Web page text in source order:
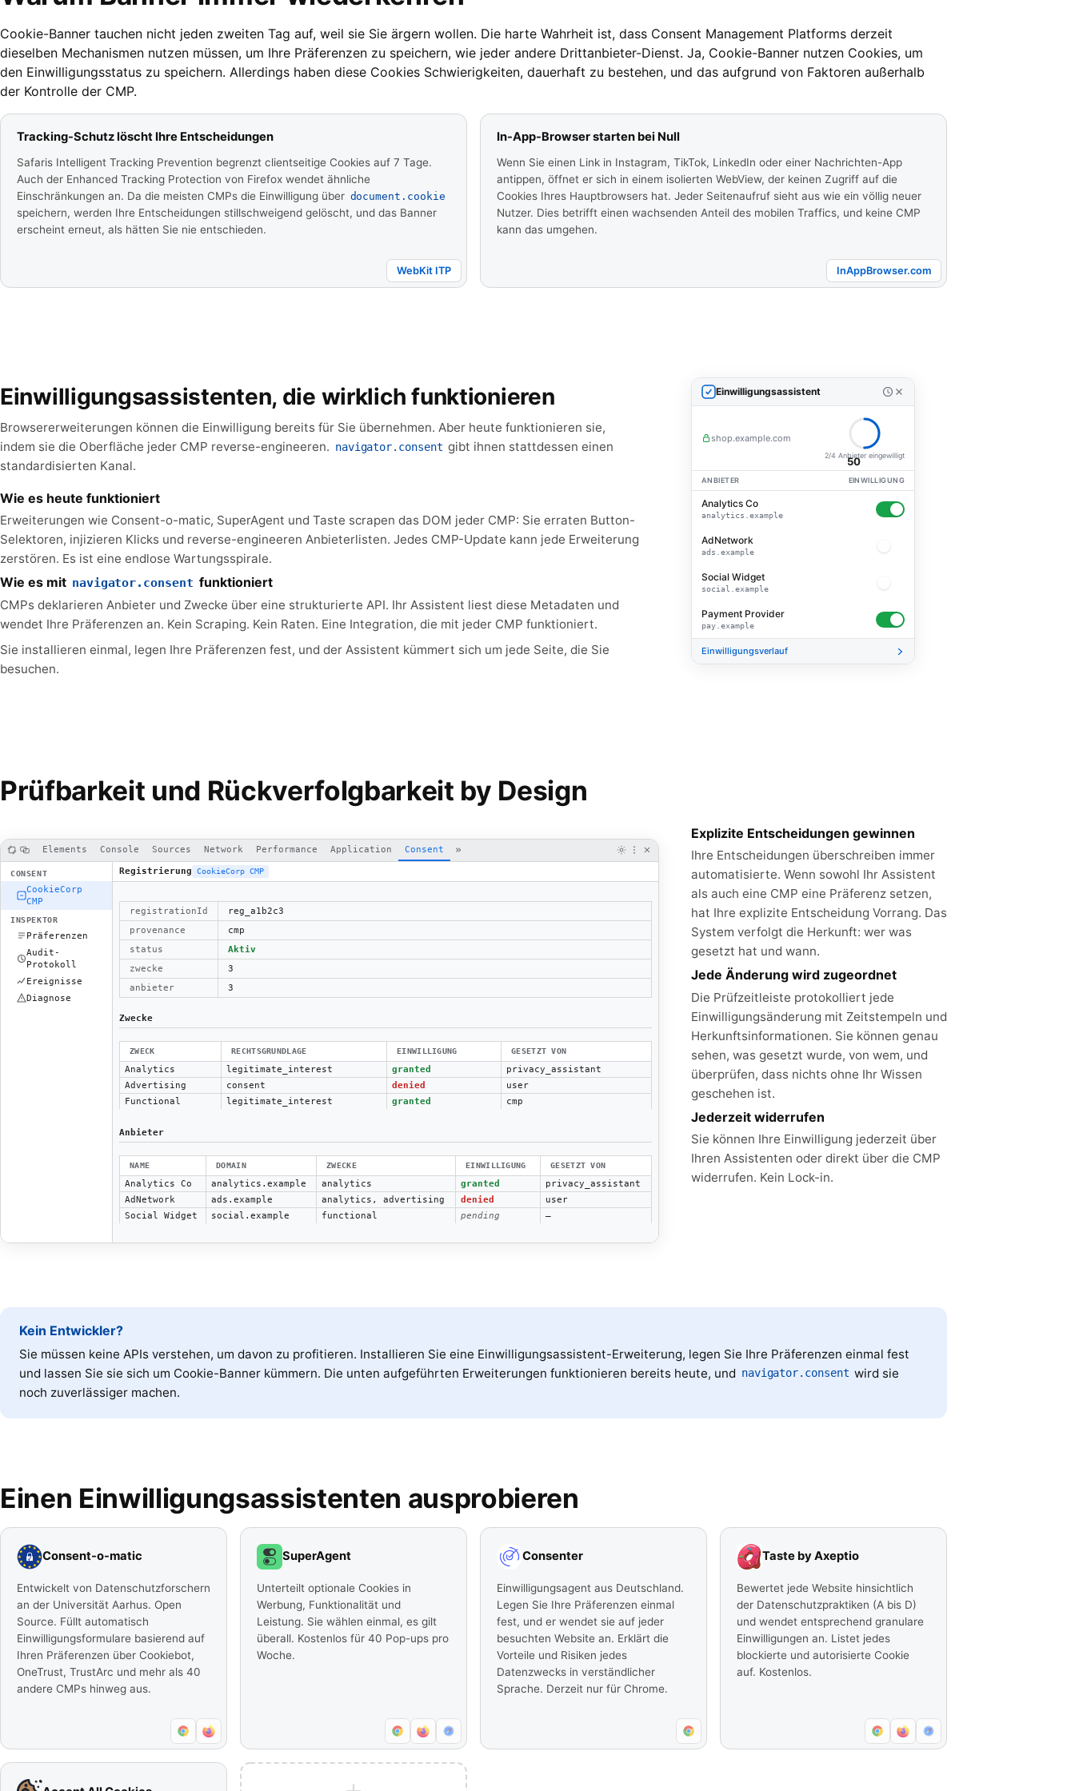
Cookie-Banner tauchen nicht jeden zweiten Tag auf, weil sie Sie ärgern wollen. Die harte Wahrheit ist, dass Consent Management Platforms derzeit
dieselben Mechanismen nutzen müssen, um Ihre Präferenzen zu speichern, wie jeder andere Drittanbieter-Dienst. Ja, Cookie-Banner nutzen Cookies, um
den Einwilligungsstatus zu speichern. Allerdings haben diese Cookies Schwierigkeiten, dauerhaft zu bestehen, und das aufgrund von Faktoren außerhalb
der Kontrolle der CMP.
Tracking-Schutz löscht Ihre Entscheidungen
Safaris Intelligent Tracking Prevention begrenzt clientseitige Cookies auf 7 Tage.
Auch der Enhanced Tracking Protection von Firefox wendet ähnliche
Einschränkungen an. Da die meisten CMPs die Einwilligung über document.cookie
speichern, werden Ihre Entscheidungen stillschweigend gelöscht, und das Banner
erscheint erneut, als hätten Sie nie entschieden.
WebKit ITP
In-App-Browser starten bei Null
Wenn Sie einen Link in Instagram, TikTok, LinkedIn oder einer Nachrichten-App
antippen, öffnet er sich in einem isolierten WebView, der keinen Zugriff auf die
Cookies Ihres Hauptbrowsers hat. Jeder Seitenaufruf sieht aus wie ein völlig neuer
Nutzer. Dies betrifft einen wachsenden Anteil des mobilen Traffics, und keine CMP
kann das umgehen.
InAppBrowser.com
Einwilligungsassistenten, die wirklich funktionieren
Browsererweiterungen können die Einwilligung bereits für Sie übernehmen. Aber heute funktionieren sie,
indem sie die Oberfläche jeder CMP reverse-engineeren. navigator.consent gibt ihnen stattdessen einen
standardisierten Kanal.
Wie es heute funktioniert
Erweiterungen wie Consent-o-matic, SuperAgent und Taste scrapen das DOM jeder CMP: Sie erraten Button-
Selektoren, injizieren Klicks und reverse-engineeren Anbieterlisten. Jedes CMP-Update kann jede Erweiterung
zerstören. Es ist eine endlose Wartungsspirale.
Wie es mit navigator.consent funktioniert
CMPs deklarieren Anbieter und Zwecke über eine strukturierte API. Ihr Assistent liest diese Metadaten und
wendet Ihre Präferenzen an. Kein Scraping. Kein Raten. Eine Integration, die mit jeder CMP funktioniert.
Sie installieren einmal, legen Ihre Präferenzen fest, und der Assistent kümmert sich um jede Seite, die Sie
besuchen.
Einwilligungsassistent
shop.example.com
50
2/4 Anbieter eingewilligt
ANBIETER EINWILLIGUNG
Analytics Co
analytics.example
AdNetwork
ads.example
Social Widget
social.example
Payment Provider
pay.example
Einwilligungsverlauf
Prüfbarkeit und Rückverfolgbarkeit by Design
Elements Console Sources Network Performance Application Consent »
CONSENT
CookieCorp
CMP
INSPEKTOR
Präferenzen
Audit-
Protokoll
Ereignisse
Diagnose
Registrierung CookieCorp CMP
registrationId
reg_a1b2c3
provenance
cmp
status
Aktiv
zwecke
3
anbieter
3
Zwecke
ZWECK RECHTSGRUNDLAGE EINWILLIGUNG GESETZT VON
Analytics legitimate_interest granted
privacy_assistant
Advertising
consent denied
user
Functional
legitimate_interest granted cmp
Anbieter
NAME DOMAIN ZWECKE EINWILLIGUNG GESETZT VON
Analytics Co analytics.example analytics granted
privacy_assistant
AdNetwork
ads.example analytics, advertising denied
user
Social Widget
social.example functional pending —
Explizite Entscheidungen gewinnen
Ihre Entscheidungen überschreiben immer
automatisierte. Wenn sowohl Ihr Assistent
als auch eine CMP eine Präferenz setzen,
hat Ihre explizite Entscheidung Vorrang. Das
System verfolgt die Herkunft: wer was
gesetzt hat und wann.
Jede Änderung wird zugeordnet
Die Prüfzeitleiste protokolliert jede
Einwilligungsänderung mit Zeitstempeln und
Herkunftsinformationen. Sie können genau
sehen, was gesetzt wurde, von wem, und
überprüfen, dass nichts ohne Ihr Wissen
geschehen ist.
Jederzeit widerrufen
Sie können Ihre Einwilligung jederzeit über
Ihren Assistenten oder direkt über die CMP
widerrufen. Kein Lock-in.
Kein Entwickler?
Sie müssen keine APIs verstehen, um davon zu profitieren. Installieren Sie eine Einwilligungsassistent-Erweiterung, legen Sie Ihre Präferenzen einmal fest
und lassen Sie sie sich um Cookie-Banner kümmern. Die unten aufgeführten Erweiterungen funktionieren bereits heute, und navigator.consent wird sie
noch zuverlässiger machen.
Einen Einwilligungsassistenten ausprobieren
Consent-o-matic
Entwickelt von Datenschutzforschern
an der Universität Aarhus. Open
Source. Füllt automatisch
Einwilligungsformulare basierend auf
Ihren Präferenzen über Cookiebot,
OneTrust, TrustArc und mehr als 40
andere CMPs hinweg aus.
SuperAgent
Unterteilt optionale Cookies in
Werbung, Funktionalität und
Leistung. Sie wählen einmal, es gilt
überall. Kostenlos für 40 Pop-ups pro
Woche.
Consenter
Einwilligungsagent aus Deutschland.
Legen Sie Ihre Präferenzen einmal
fest, und er wendet sie auf jeder
besuchten Website an. Erklärt die
Vorteile und Risiken jedes
Datenzwecks in verständlicher
Sprache. Derzeit nur für Chrome.
Taste by Axeptio
Bewertet jede Website hinsichtlich
der Datenschutzpraktiken (A bis D)
und wendet entsprechend granulare
Einwilligungen an. Listet jedes
blockierte und autorisierte Cookie
auf. Kostenlos.